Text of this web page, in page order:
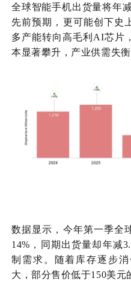
全球智能手机出货量将年
先前预期，更可能创下史
多产能转向高毛利 AI芯片，
本显著攀升，产业供需失衡
数据显示，今年第一季全
14%，同期出货量却年减
制需求。随着库存逐步
大，部分售价低于150美元